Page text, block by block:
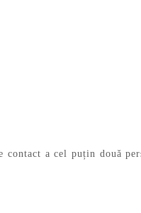
contact a cel puțin două